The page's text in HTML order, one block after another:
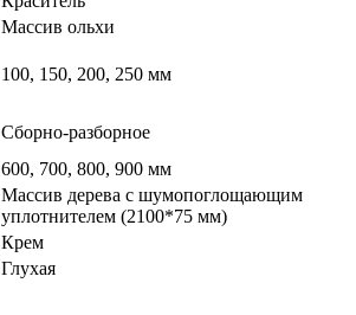
Массив ольхи
100, 150, 200, 250 мм
Сборно-разборное
600, 700, 800, 900 мм
Массив дерева с шумопоглощающим
уплотнителем (2100*75 мм)
Крем
Глухая